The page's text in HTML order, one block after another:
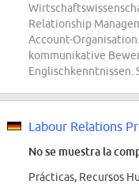
Relationship
Account-
kommunikative
Englischkenntnissen.
No se muestra la
Prácticas, Recursos